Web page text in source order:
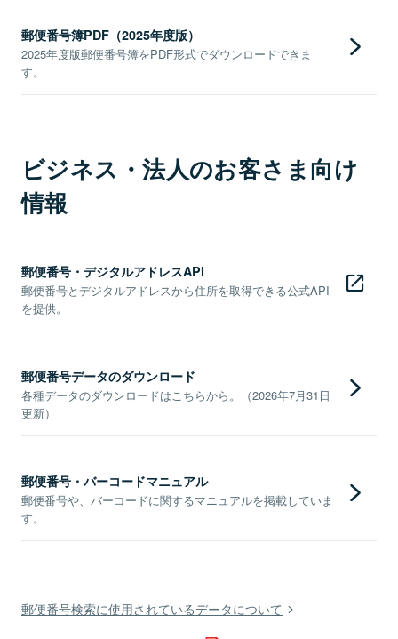
郵便番号簿PDF（2025年度版）
2025年度版郵便番号簿をPDF形式でダウンロードできま
す。
ビジネス・法人のお客さま向け
情報
郵便番号・デジタルアドレスAPI
郵便番号とデジタルアドレスから住所を取得できる公式API
を提供。
郵便番号データのダウンロード
各種データのダウンロードはこちらから。（2026年7月31日
更新）
郵便番号・バーコードマニュアル
郵便番号や、バーコードに関するマニュアルを掲載していま
す。
郵便番号検索に使用されているデータについて